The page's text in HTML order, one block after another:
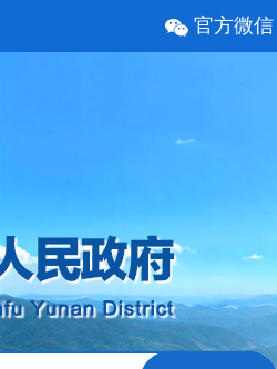
官方微信